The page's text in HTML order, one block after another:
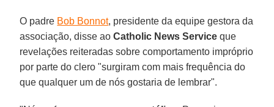
O padre Bob Bonnot, presidente da equipe gestora da
associação, disse aoCatholic News Service que
revelações reiteradas sobre comportamento impróprio
por parte do clero "surgiram com mais frequência do
que qualquer um de nós gostaria de lembrar".